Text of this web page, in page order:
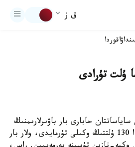
ق ز
اقوردا
ۇلت تۇرادى
حابارى بار باۋىرلارىمنىڭ
«قازاقستاندا ەشقانداي دا 130 ۇلتتىڭ وكىلى تۇرمايدى، ولار بار